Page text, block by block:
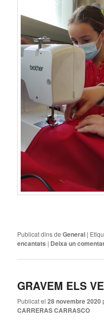
Publicat dins de General |
encantats | Deixa un
GRAVEM ELS
Publicat el28 novembre 2020
CARRERAS CARRASCO